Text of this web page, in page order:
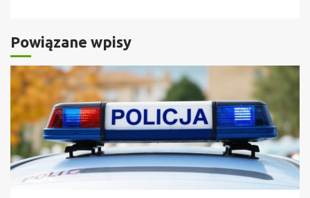
Powiązane wpisy